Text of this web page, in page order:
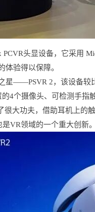
头显设备，它采用
体验得以保障。
星——PSVR 2，该设备较
4个摄像头、可检测手指
很大功夫，借助耳机上的
VR领域的一个重大创新。